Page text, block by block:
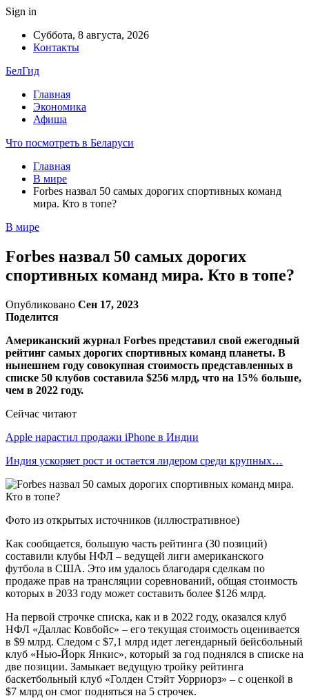
Sign in
Суббота, 8 августа, 2026
Контакты
БелГид
Главная
Экономика
Афиша
Что посмотреть в Беларуси
Главная
В мире
Forbes назвал 50 самых дорогих спортивных команд
мира. Кто в топе?
В мире
Forbes назвал 50 самых дорогих
спортивных команд мира. Кто в топе?
Опубликовано Сен 17, 2023
Поделится
Американский журнал Forbes представил свой ежегодный
рейтинг самых дорогих спортивных команд планеты. В
нынешнем году совокупная стоимость представленных в
списке 50 клубов составила $256 млрд, что на 15% больше,
чем в 2022 году.
Сейчас читают
Apple нарастил продажи iPhone в Индии
Индия ускоряет рост и остается лидером среди крупных…
Фото из открытых источников (иллюстративное)
Как сообщается, большую часть рейтинга (30 позиций)
составили клубы НФЛ – ведущей лиги американского
футбола в США. Это им удалось благодаря сделкам по
продаже прав на трансляции соревнований, общая стоимость
которых в 2033 году может составить более $126 млрд.
На первой строчке списка, как и в 2022 году, оказался клуб
НФЛ «Даллас Ковбойс» – его текущая стоимость оценивается
в $9 млрд. Следом с $7,1 млрд идет легендарный бейсбольный
клуб «Нью-Йорк Янкис», который за год поднялся в списке на
две позиции. Замыкает ведущую тройку рейтинга
баскетбольный клуб «Голден Стэйт Уорриорз» – с оценкой в
$7 млрд он смог подняться на 5 строчек.